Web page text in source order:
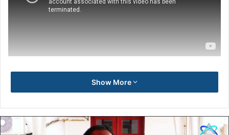
Show More